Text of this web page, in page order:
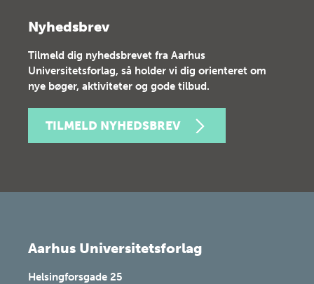
Nyhedsbrev
Tilmeld dig nyhedsbrevet fra Aarhus
Universitetsforlag, så holder vi dig orienteret om
nye bøger, aktiviteter og gode tilbud.
TILMELD NYHEDSBREV
Aarhus Universitetsforlag
Helsingforsgade 25